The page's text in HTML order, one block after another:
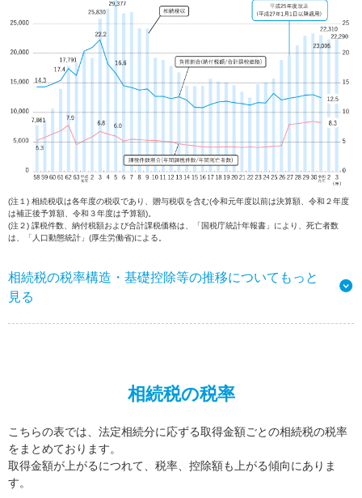
(注１) 相続税収は各年度の税収であり、贈与税収を含む(令和元年度以前は決算額、令和２年度
は補正後予算額、令和３年度は予算額)。
(注２) 課税件数、納付税額および合計課税価格は、「国税庁統計年報書」により、死亡者数
は、「人口動態統計」(厚生労働省)による。
相続税の税率構造・基礎控除等の推移についてもっと
見る
相続税の税率
こちらの表では、法定相続分に応ずる取得金額ごとの相続税の税率
をまとめております。
取得金額が上がるにつれて、税率、控除額も上がる傾向にありま
す。